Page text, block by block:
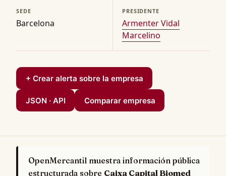
SEDE
Barcelona
PRESIDENTE
Armenter Vidal
Marcelino
+ Crear alerta sobre la empresa
JSON · API Comparar empresa
OpenMercantil muestra información pública
estructurada sobre Caixa Capital Biomed